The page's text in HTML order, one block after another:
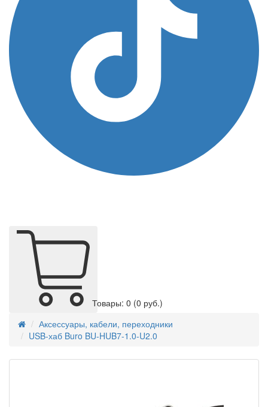
Товары: 0 (0 руб.)
Аксессуары, кабели, переходники
USB-хаб Buro BU-HUB7-1.0-U2.0